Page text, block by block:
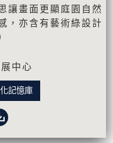
讓畫面更顯庭園自然
，亦含有藝術綠設計
中心
記憶庫